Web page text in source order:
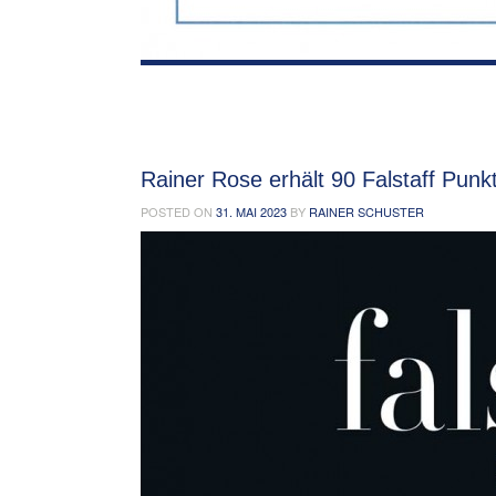
Rainer Rose erhält 90 Falstaff
POSTED ON 31. MAI 2023 BY RAINER SCHUSTER